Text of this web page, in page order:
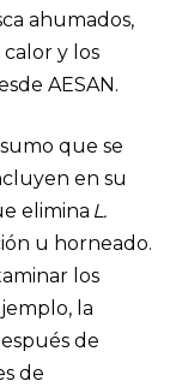
ahumados,
y los
AESAN.
que se
en su
elimina L.
u horneado.
los
la
de
de